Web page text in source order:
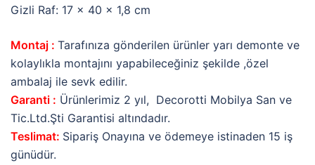
Gizli Raf: 17 x 40 x 1,8 cm
Montaj : Tarafınıza gönderilen ürünler yarı demonte ve
kolaylıkla montajını yapabileceğiniz şekilde ,özel
ambalaj ile sevk edilir.
Garanti : Ürünlerimiz 2 yıl, Decorotti Mobilya San ve
Tic.Ltd.Şti Garantisi altındadır.
Teslimat: Sipariş Onayına ve ödemeye istinaden 15 iş
günüdür.